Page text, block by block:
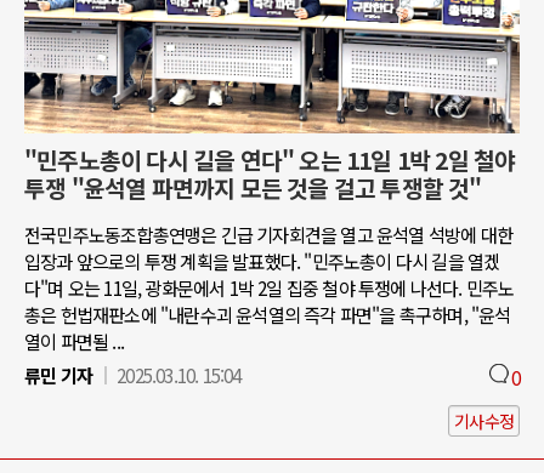
"민주노총이 다시 길을 연다" 오는 11일 1박 2일 철야
투쟁 "윤석열 파면까지 모든 것을 걸고 투쟁할 것"
전국민주노동조합총연맹은 긴급 기자회견을 열고 윤석열 석방에 대한
입장과 앞으로의 투쟁 계획을 발표했다. "민주노총이 다시 길을 열겠
다"며 오는 11일, 광화문에서 1박 2일 집중 철야 투쟁에 나선다. 민주노
총은 헌법재판소에 "내란수괴 윤석열의 즉각 파면"을 촉구하며, "윤석
열이 파면될 ...
류민 기자
2025.03.10. 15:04 0
기사수정